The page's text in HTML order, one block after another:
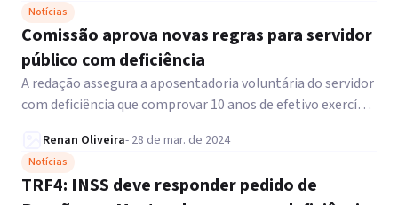
Notícias
Comissão aprova novas regras para servidor
público com deficiência
A redação assegura a aposentadoria voluntária do servidor
com deficiência que comprovar 10 anos de efetivo exercício
Renan Oliveira- 28 de mar. de 2024
Notícias
TRF4: INSS deve responder pedido de